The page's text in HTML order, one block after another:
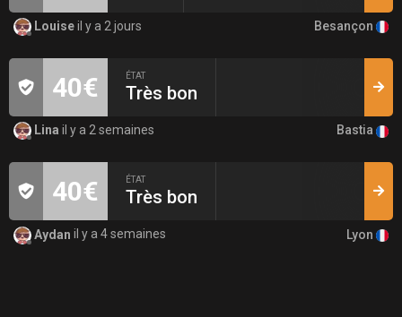
Louiseil y a 2 jours Besançon
40€ ÉTAT
Très bon
Lina il y a 2 semaines Bastia
40€ ÉTAT
Très bon
Aydan il y a 4 semaines Lyon